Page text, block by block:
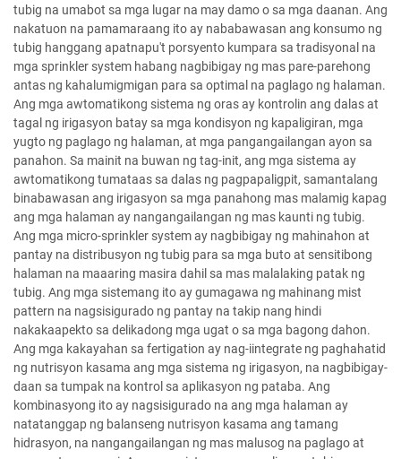
tubig na umabot sa mga lugar na may damo o sa mga daanan. Ang
nakatuon na pamamaraang ito ay nababawasan ang konsumo ng
tubig hanggang apatnapu't porsyento kumpara sa tradisyonal na
mga sprinkler system habang nagbibigay ng mas pare-parehong
antas ng kahalumigmigan para sa optimal na paglago ng halaman.
Ang mga awtomatikong sistema ng oras ay kontrolin ang dalas at
tagal ng irigasyon batay sa mga kondisyon ng kapaligiran, mga
yugto ng paglago ng halaman, at mga pangangailangan ayon sa
panahon. Sa mainit na buwan ng tag-init, ang mga sistema ay
awtomatikong tumataas sa dalas ng pagpapaligpit, samantalang
binabawasan ang irigasyon sa mga panahong mas malamig kapag
ang mga halaman ay nangangailangan ng mas kaunti ng tubig.
Ang mga micro-sprinkler system ay nagbibigay ng mahinahon at
pantay na distribusyon ng tubig para sa mga buto at sensitibong
halaman na maaaring masira dahil sa mas malalaking patak ng
tubig. Ang mga sistemang ito ay gumagawa ng mahinang mist
pattern na nagsisigurado ng pantay na takip nang hindi
nakakaapekto sa delikadong mga ugat o sa mga bagong dahon.
Ang mga kakayahan sa fertigation ay nag-iintegrate ng paghahatid
ng nutrisyon kasama ang mga sistema ng irigasyon, na nagbibigay-
daan sa tumpak na kontrol sa aplikasyon ng pataba. Ang
kombinasyong ito ay nagsisigurado na ang mga halaman ay
natatanggap ng balanseng nutrisyon kasama ang tamang
hidrasyon, na nangangailangan ng mas malusog na paglago at